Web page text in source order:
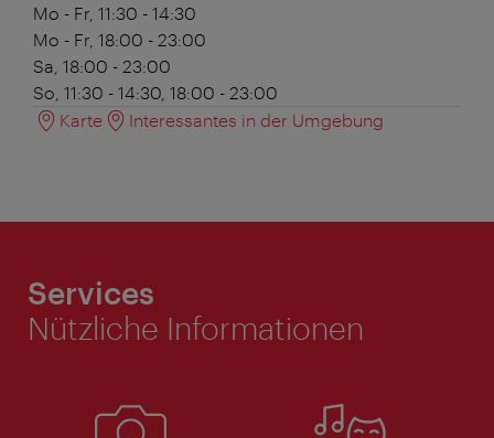
Mo - Fr, 11:30 - 14:30
Mo - Fr, 18:00 - 23:00
Sa, 18:00 - 23:00
So, 11:30 - 14:30, 18:00 - 23:00
Karte
Interessantes in der Umgebung
Services
Nützliche Informationen